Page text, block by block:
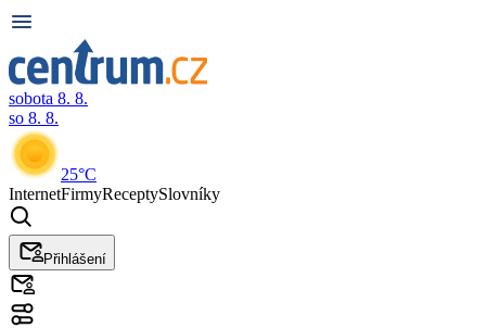
sobota 8. 8.
so 8. 8.
25°C
InternetFirmyReceptySlovníky
Přihlášení